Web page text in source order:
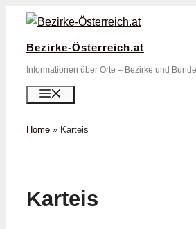
Zum
springen
Bezirke-Österreich.at
Informationen über Orte – Bezirke und
Home » Karteis
Karteis